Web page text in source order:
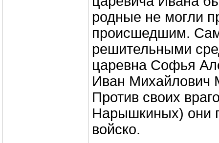
родные не могли
происшедшим.
решительными
царевна Софья
Иван Михайлович
Против своих
Нарышкиных) они
войско.